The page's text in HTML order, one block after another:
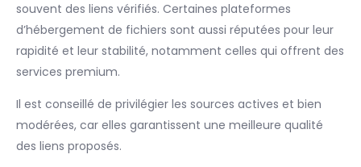
souvent des liens vérifiés. Certaines plateformes
d’hébergement de fichiers sont aussi réputées pour leur
rapidité et leur stabilité, notamment celles qui offrent des
services premium.
Il est conseillé de privilégier les sources actives et bien
modérées, car elles garantissent une meilleure qualité
des liens proposés.